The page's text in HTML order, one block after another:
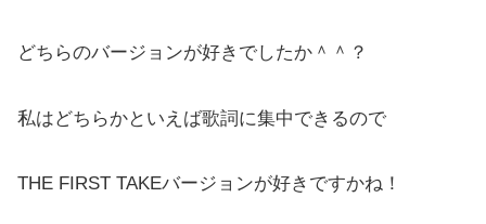
どちらのバージョンが好きでしたか＾＾？
私はどちらかといえば歌詞に集中できるので
THE FIRST TAKEバージョンが好きですかね！